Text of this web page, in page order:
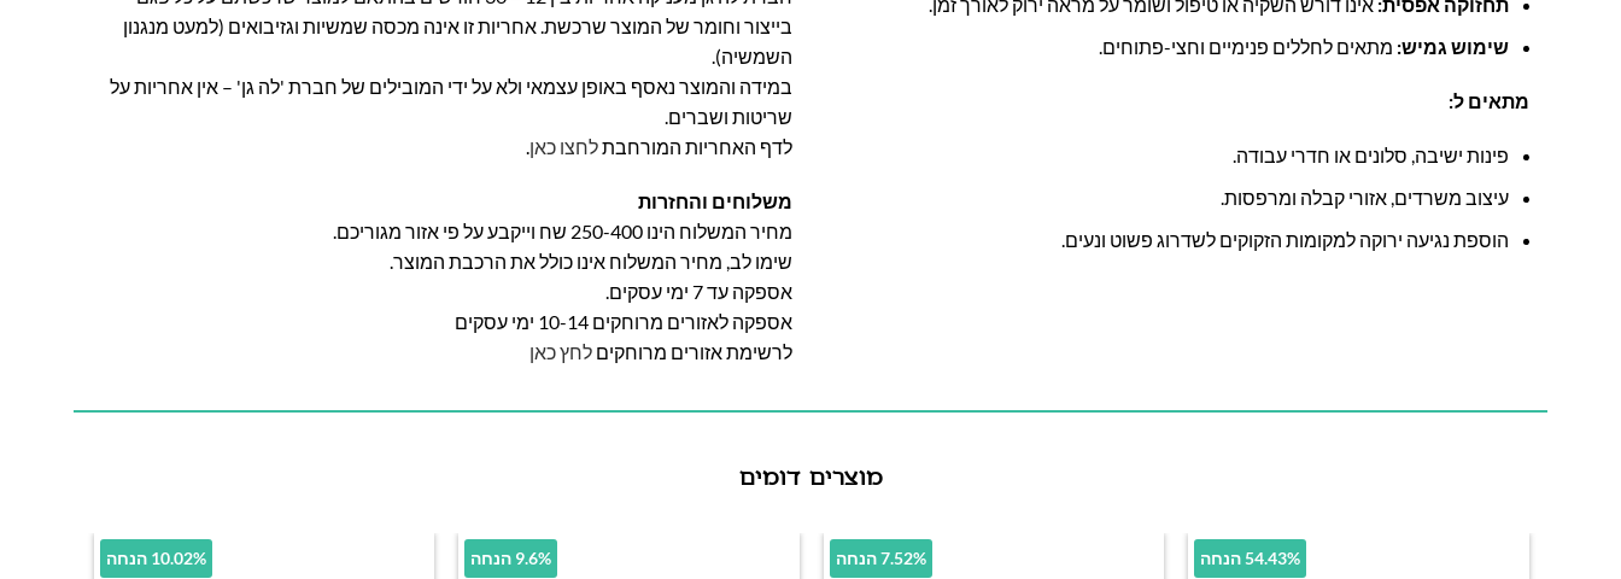
שימוש גמיש: מתאים לחללים פנימיים וחצי-פתוחים.
מתאים ל:
פינות ישיבה, סלונים או חדרי עבודה.
עיצוב משרדים, אזורי קבלה ומרפסות.
הוספת נגיעה ירוקה למקומות הזקוקים לשדרוג פשוט ונעים.
בייצור וחומר של המוצר שרכשת. אחריות זו אינה מכסה שמשיות וגזיבואים (למעט מנגנון
השמשיה).
במידה והמוצר נאסף באופן עצמאי ולא על ידי המובילים של חברת 'לה גן' – אין אחריות על
שריטות ושברים.
לדף האחריות המורחבתלחצו כאן.
משלוחים והחזרות
מחיר המשלוח הינו 250-400 שח וייקבע על פי אזור מגוריכם.
שימו לב, מחיר המשלוח אינו כולל את הרכבת המוצר.
אספקה עד 7 ימי עסקים.
אספקה לאזורים מרוחקים 10-14 ימי עסקים
לרשימת אזורים מרוחקים לחץ כאן
מוצרים דומים
54.43% הנחה 7.52% הנחה 9.6% הנחה 10.02% הנחה